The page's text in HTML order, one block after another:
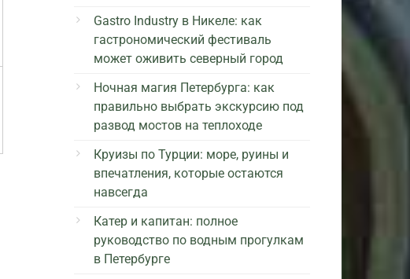
Gastro Industry в Никеле: как
гастрономический фестиваль
может оживить северный город
Ночная магия Петербурга: как
правильно выбрать экскурсию под
развод мостов на теплоходе
Круизы по Турции: море, руины и
впечатления, которые остаются
навсегда
Катер и капитан: полное
руководство по водным прогулкам
в Петербурге